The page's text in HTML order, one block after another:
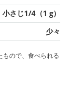
小さじ1/4（1 g）
少々
ので、食べられる